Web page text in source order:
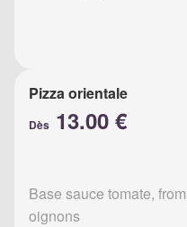
Pizza orientale
Dès 13.00 €
Base sauce tomate,
oignons